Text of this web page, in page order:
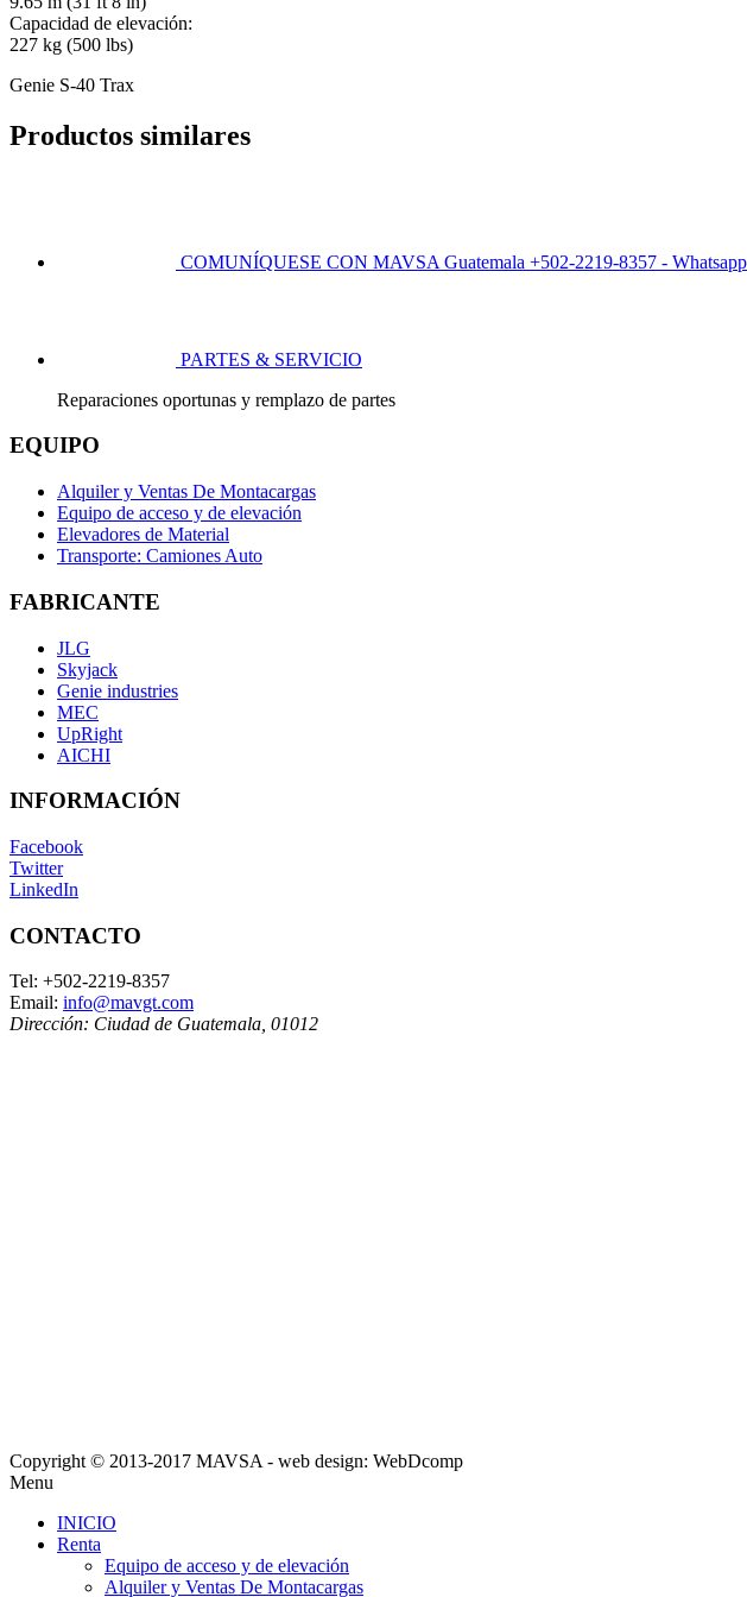
Capacidad de elevación:
227 kg (500 lbs)
Genie S-40 Trax
Productos similares
COMUNÍQUESE CON MAVSA Guatemala +502-2219-8357 -
PARTES & SERVICIO
Reparaciones oportunas y remplazo de partes
EQUIPO
Alquiler y Ventas De Montacargas
Equipo de acceso y de elevación
Elevadores de Material
Transporte: Camiones Auto
FABRICANTE
JLG
Skyjack
Genie industries
MEC
UpRight
AICHI
INFORMACIÓN
Facebook
Twitter
LinkedIn
CONTACTO
Tel: +502-2219-8357
Email: info@mavgt.com
Dirección: Ciudad de Guatemala 01012
Copyright © 2013-2017 MAVSA - web design: WebDcomp
Menu
INICIO
Renta
Equipo de acceso y de elevación
Alquiler y Ventas De Montacargas